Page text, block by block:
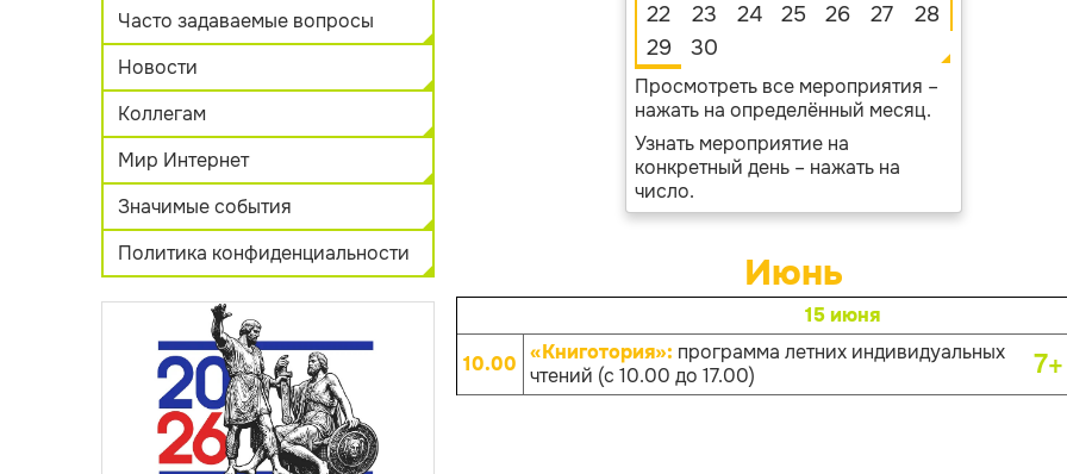
Часто задаваемые вопросы
Новости
Коллегам
Мир Интернет
Значимые события
Политика конфиденциальности
22
23 24 25 26 27
28
29
30
Просмотреть все мероприятия –
нажать на определённый месяц.
Узнать мероприятие на
конкретный день – нажать на
число.
Июнь
15 июня
10.00 «Книготория»: программа летних индивидуальных
чтений (с 10.00 до 17.00)
7+